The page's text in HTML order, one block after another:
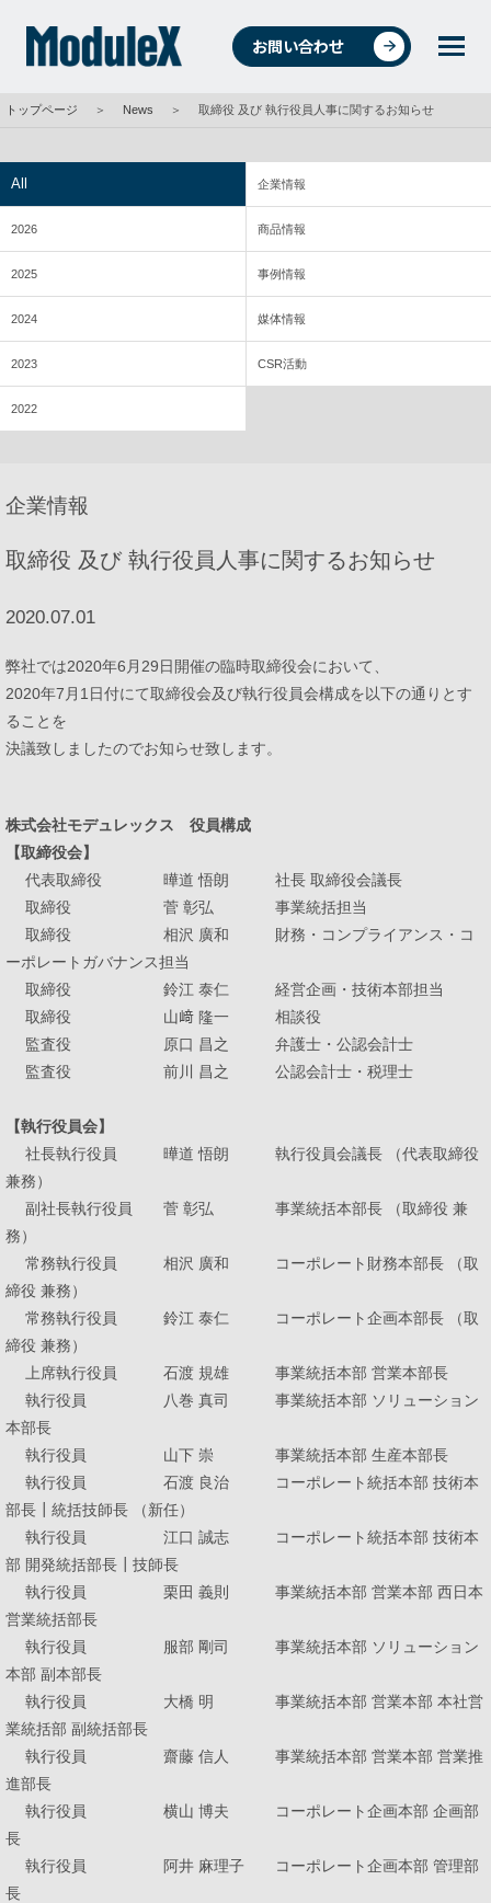
お問い合わせ
統合環境ソリューションについて
4つの事業
事例紹介
商品・データ検索
コーポレートメッセージ
企業情報
会社概要
事業所所在地
ニュース
採用情報 カタログダウンロード
お問い合わせ
サイトマップ
トップページ ＞ News ＞ 取締役 及び 執行役員人事に関するお知らせ
All
2026
2025
2024
2023
2022
企業情報
商品情報
事例情報
媒体情報
CSR活動
企業情報
取締役 及び 執行役員人事に関するお知らせ
2020.07.01
弊社では2020年6月29日開催の臨時取締役会において、
2020年7月1日付にて取締役会及び執行役員会構成を以下の通りとす
ることを
決議致しましたのでお知らせ致します。
株式会社モデュレックス 役員構成
【取締役会】
代表取締役 曄道 悟朗 社長 取締役会議長
取締役 菅 彰弘 事業統括担当
取締役 相沢 廣和 財務・コンプライアンス・コ
ーポレートガバナンス担当
取締役 鈴江 泰仁 経営企画・技術本部担当
取締役 山﨑 隆一 相談役
監査役 原口 昌之 弁護士・公認会計士
監査役 前川 昌之 公認会計士・税理士
【執行役員会】
社長執行役員 曄道 悟朗 執行役員会議長 （代表取締役
兼務）
副社長執行役員 菅 彰弘 事業統括本部長 （取締役 兼
務）
常務執行役員 相沢 廣和 コーポレート財務本部長 （取
締役 兼務）
常務執行役員 鈴江 泰仁 コーポレート企画本部長 （取
締役 兼務）
上席執行役員 石渡 規雄 事業統括本部 営業本部長
執行役員 八巻 真司 事業統括本部 ソリューション
本部長
執行役員 山下 崇 事業統括本部 生産本部長
執行役員 石渡 良治
コーポレート統括本部 技術本
部長┃統括技師長 （新任）
執行役員 江口 誠志
コーポレート統括本部 技術本
部 開発統括部長┃技師長
執行役員 栗田 義則 事業統括本部 営業本部 西日本
営業統括部長
執行役員 服部 剛司 事業統括本部 ソリューション
本部 副本部長
執行役員 大橋 明 事業統括本部 営業本部 本社営
業統括部 副統括部長
執行役員 齋藤 信人 事業統括本部 営業本部 営業推
進部長
執行役員 横山 博夫 コーポレート企画本部 企画部
長
執行役員 阿井 麻理子 コーポレート企画本部 管理部
長